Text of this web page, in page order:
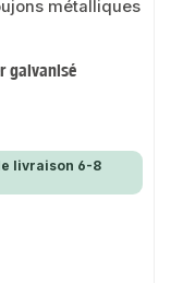
galvanisé
livraison 6-8